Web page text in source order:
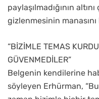
paylaşılmadığının
gizlenmesinin
“BİZİMLE TEMAS
GÜVENMEDİLER”
Belgenin kendilerine
söyleyen Erhürman,